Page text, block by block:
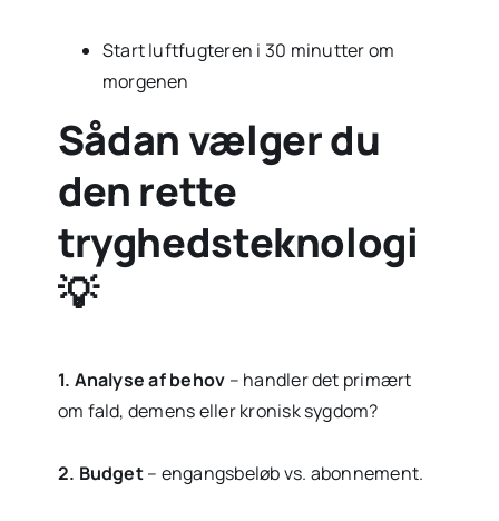
Start luftfugteren i 30 minutter om
morgenen
Sådan vælger du
den rette
tryghedsteknologi
💡
1. Analyse af behov – handler det primært
om fald, demens eller kronisk sygdom?
2. Budget– engangsbeløb vs. abonnement.